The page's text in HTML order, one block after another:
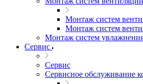
Монтаж систем
Монтаж систем
Монтаж систем
Сервис
Сервис
Сервисное обслуживание